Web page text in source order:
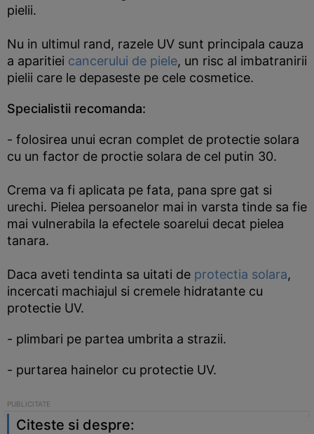
pielii.
Nu in ultimul rand, razele UV sunt principala cauza
a aparitiei cancerului de piele, un risc al imbatranirii
pielii care le depaseste pe cele cosmetice.
Specialistii recomanda:
- folosirea unui ecran complet de protectie solara
cu un factor de proctie solara de cel putin 30.
Crema va fi aplicata pe fata, pana spre gat si
urechi. Pielea persoanelor mai in varsta tinde sa fie
mai vulnerabila la efectele soarelui decat pielea
tanara.
Daca aveti tendinta sa uitati de protectia solara,
incercati machiajul si cremele hidratante cu
protectie UV.
- plimbari pe partea umbrita a strazii.
- purtarea hainelor cu protectie UV.
Citeste si despre: